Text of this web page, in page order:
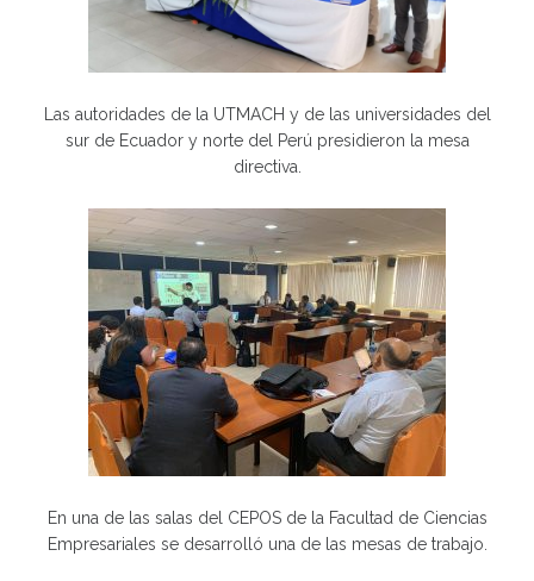
Las autoridades de la UTMACH y de las universidades del
sur de Ecuador y norte del Perú presidieron la mesa
directiva.
En una de las salas del CEPOS de la Facultad de Ciencias
Empresariales se desarrolló una de las mesas de trabajo.